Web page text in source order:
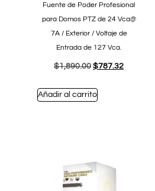
Fuente de Poder Profesional
para Domos PTZ de 24 Vca@
7A / Exterior / Voltaje de
Entrada de 127 Vca.
$1,890.00 $787.32
Añadir al carrito